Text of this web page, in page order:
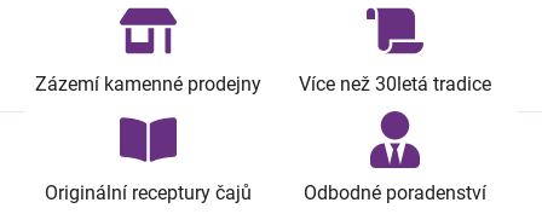
Zázemí kamenné prodejny Více než 30letá tradice
Originální receptury čajů Odbodné poradenství